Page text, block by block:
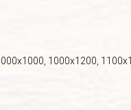
1000х1200,